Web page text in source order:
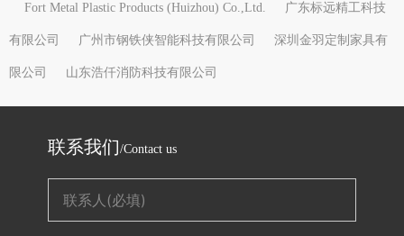
Fort Metal Plastic Products (Huizhou) Co.,Ltd. 广东标远精工科技
有限公司 广州市钢铁侠智能科技有限公司 深圳金羽定制家具有
限公司 山东浩仟消防科技有限公司
联系我们/Contact us